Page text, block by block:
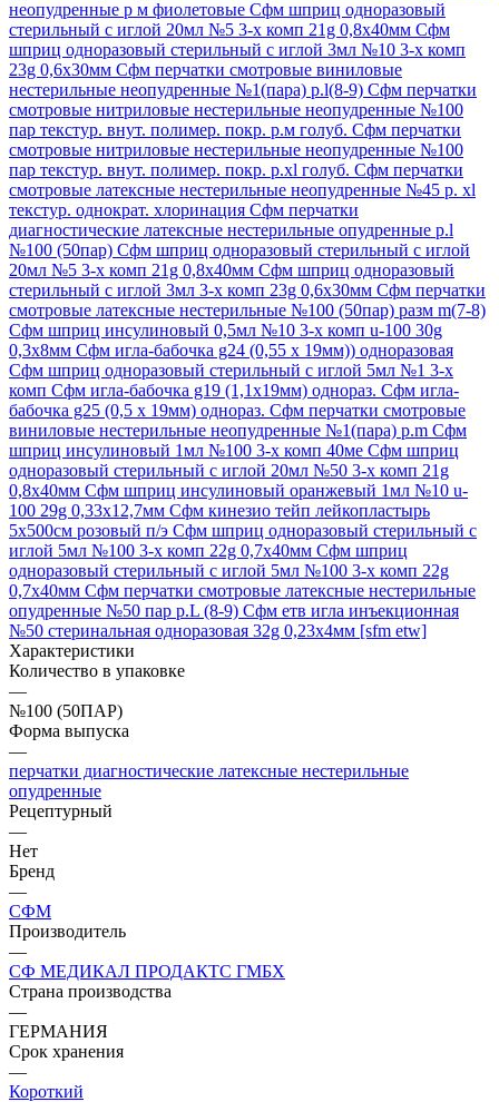
неопудренные р м фиолетовые Сфм шприц одноразовый
стерильный с иглой 20мл №5 3-х комп 21g 0,8х40мм Сфм
шприц одноразовый стерильный с иглой 3мл №10 3-х комп
23g 0,6х30мм Сфм перчатки смотровые виниловые
нестерильные неопудренные №1(пара) р.l(8-9) Сфм перчатки
смотровые нитриловые нестерильные неопудренные №100
пар текстур. внут. полимер. покр. р.м голуб. Сфм перчатки
смотровые нитриловые нестерильные неопудренные №100
пар текстур. внут. полимер. покр. р.xl голуб. Сфм перчатки
смотровые латексные нестерильные неопудренные №45 р. xl
текстур. однократ. хлоринация Сфм перчатки
диагностические латексные нестерильные опудренные р.l
№100 (50пар) Сфм шприц одноразовый стерильный с иглой
20мл №5 3-х комп 21g 0,8х40мм Сфм шприц одноразовый
стерильный с иглой 3мл 3-х комп 23g 0,6х30мм Сфм перчатки
смотровые латексные нестерильные №100 (50пар) разм m(7-8)
Сфм шприц инсулиновый 0,5мл №10 3-х комп u-100 30g
0,3х8мм Сфм игла-бабочка g24 (0,55 х 19мм)) одноразовая
Сфм шприц одноразовый стерильный с иглой 5мл №1 3-х
комп Сфм игла-бабочка g19 (1,1х19мм) однораз. Сфм игла-
бабочка g25 (0,5 х 19мм) однораз. Сфм перчатки смотровые
виниловые нестерильные неопудренные №1(пара) р.m Сфм
шприц инсулиновый 1мл №100 3-х комп 40ме Сфм шприц
одноразовый стерильный с иглой 20мл №50 3-х комп 21g
0,8х40мм Сфм шприц инсулиновый оранжевый 1мл №10 u-
100 29g 0,33х12,7мм Сфм кинезио тейп лейкопластырь
5х500см розовый п/э Сфм шприц одноразовый стерильный с
иглой 5мл №100 3-х комп 22g 0,7х40мм Сфм шприц
одноразовый стерильный с иглой 5мл №100 3-х комп 22g
0,7х40мм Сфм перчатки смотровые латексные нестерильные
опудренные №50 пар р.L (8-9) Сфм етв игла инъекционная
№50 стеринальная одноразовая 32g 0,23х4мм [sfm etw]
Характеристики
Количество в упаковке
—
№100 (50ПАР)
Форма выпуска
—
перчатки диагностические латексные нестерильные
опудренные
Рецептурный
—
Нет
Бренд
—
СФМ
Производитель
—
СФ МЕДИКАЛ ПРОДАКТС ГМБХ
Страна производства
—
ГЕРМАНИЯ
Срок хранения
—
Короткий